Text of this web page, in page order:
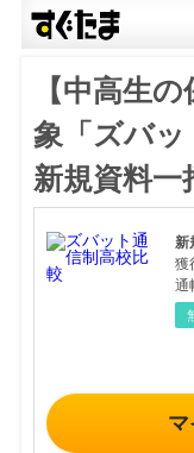
【中高生
象「ズバッ
新規資料一
新
獲
通